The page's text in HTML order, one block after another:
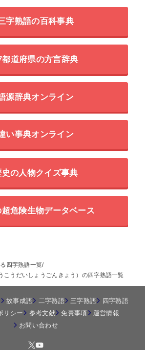
字熟語の百科事典
都道府県の方言辞典
源辞典オンライン
い事典オンライン
史の人物クイズ事典
危険生物データベース
四字熟語一覧
こうだいしょうごんきょう）の四字熟語一覧
故事成語 二字熟語 三字熟語
四字熟語
リシー
参考文献 免責事項
運営情報
お問い合わせ